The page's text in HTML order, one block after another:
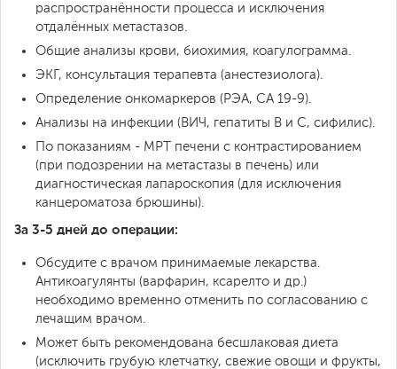
распространённости процесса и исключения
отдалённых метастазов.
Общие анализы крови, биохимия, коагулограмма.
ЭКГ, консультация терапевта (анестезиолога).
Определение онкомаркеров (РЭА, СА 19-9).
Анализы на инфекции (ВИЧ, гепатиты B и C, сифилис).
По показаниям - МРТ печени с контрастированием
(при подозрении на метастазы в печень) или
диагностическая лапароскопия (для исключения
канцероматоза брюшины).
За 3-5 дней до операции:
Обсудите с врачом принимаемые лекарства.
Антикоагулянты (варфарин, ксарелто и др.)
необходимо временно отменить по согласованию с
лечащим врачом.
Может быть рекомендована бесшлаковая диета
(исключить грубую клетчатку, свежие овощи и фрукты,